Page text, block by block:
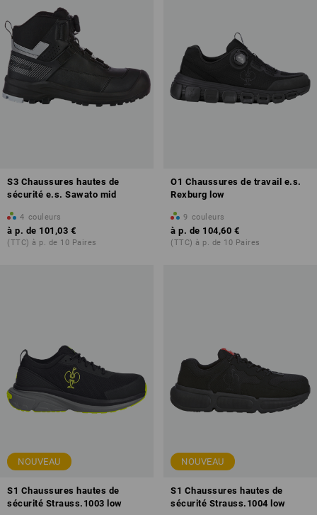
S3 Chaussures hautes de
sécurité e.s. Sawato mid
4 couleurs
à p. de 101,03 €
(TTC) à p. de 10 Paires
O1 Chaussures de travail e.s.
Rexburg low
9 couleurs
à p. de 104,60 €
(TTC) à p. de 10 Paires
NOUVEAU
S1 Chaussures hautes de
sécurité Strauss.1003 low
NOUVEAU
S1 Chaussures hautes de
sécurité Strauss.1004 low